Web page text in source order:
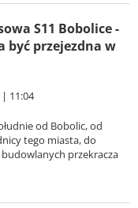
S11 Bobolice -
być przejezdna w
| 11:04
od Bobolic, od
tego miasta, do
przekracza